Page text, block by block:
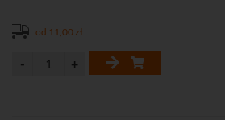
od 11,00 zł